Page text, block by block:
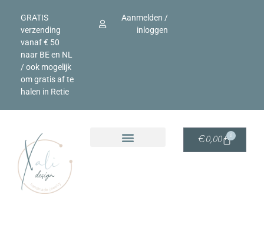
GRATIS
verzending
vanaf € 50
naar BE en NL
/ ook mogelijk
om gratis af te
halen in Retie
Aanmelden /
inloggen
€0,00 0